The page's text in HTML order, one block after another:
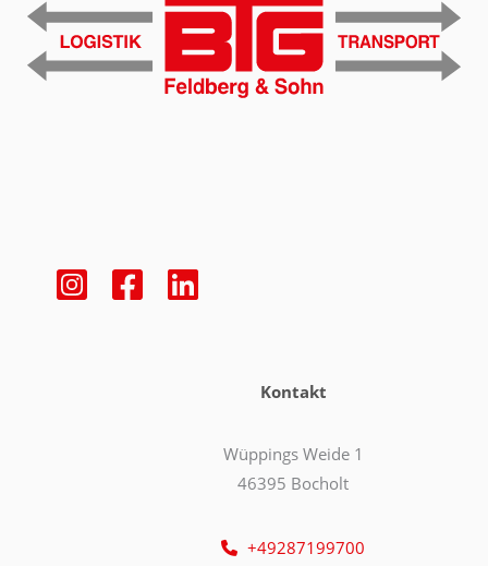
Kontakt
Wüppings Weide 1
46395 Bocholt
+49287199700